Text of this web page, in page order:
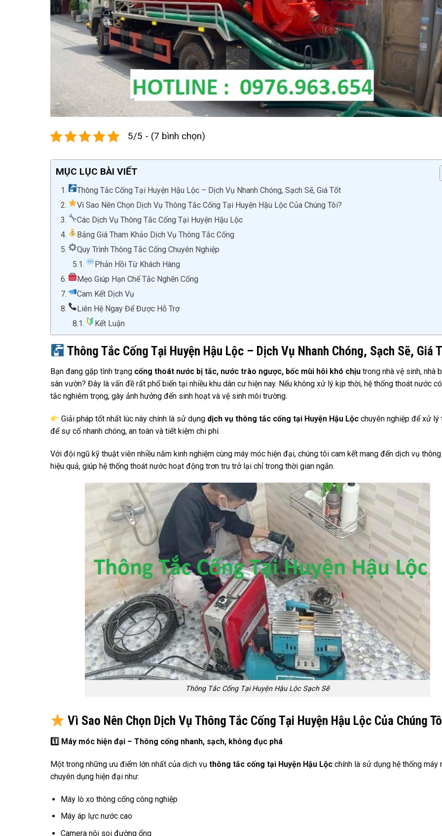
5/5 - (7 bình chọn)
MỤC LỤC BÀI VIẾT
Thông Tắc Cống Tại Huyện Hậu Lộc – Dịch Vụ Nhanh Chóng, Sạch Sẽ, Giá Tốt
Vì Sao Nên Chọn Dịch Vụ Thông Tắc Cống Tại Huyện Hậu Lộc Của Chúng Tôi?
Các Dịch Vụ Thông Tắc Cống Tại Huyện Hậu Lộc
Bảng Giá Tham Khảo Dịch Vụ Thông Tắc Cống
Quy Trình Thông Tắc Cống Chuyên Nghiệp
Phản Hồi Từ Khách Hàng
Mẹo Giúp Hạn Chế Tắc Nghẽn Cống
Cam Kết Dịch Vụ
Liên Hệ Ngay Để Được Hỗ Trợ
Kết Luận
Thông Tắc Cống Tại Huyện Hậu Lộc – Dịch Vụ Nhanh Chóng, Sạch Sẽ, Giá
Bạn đang gặp tình trạng cống thoát nước bị tắc, nước trào ngược, bốc mùi hôi khó chịu trong nhà vệ sinh, nhà
sân vườn? Đây là vấn đề rất phổ biến tại nhiều khu dân cư hiện nay. Nếu không xử lý kịp thời, hệ thống thoát nước
tắc nghiêm trọng, gây ảnh hưởng đến sinh hoạt và vệ sinh môi trường.
Giải pháp tốt nhất lúc này chính là sử dụng dịch vụ thông tắc cống tại Huyện Hậu Lộc chuyên nghiệp để xử lý
để sự cố nhanh chóng, an toàn và tiết kiệm chi phí.
Với đội ngũ kỹ thuật viên nhiều năm kinh nghiệm cùng máy móc hiện đại, chúng tôi cam kết mang đến dịch vụ
hiệu quả, giúp hệ thống thoát nước hoạt động trơn tru trở lại chỉ trong thời gian ngắn.
Thông Tắc Cống Tại Huyện Hậu Lộc Sạch Sẽ
Vì Sao Nên Chọn Dịch Vụ Thông Tắc Cống Tại Huyện Hậu Lộc Của Chúng
1️ Máy móc hiện đại – Thông cống nhanh, sạch, không đục phá
Một trong những ưu điểm lớn nhất của dịch vụ thông tắc cống tại Huyện Hậu Lộc chính là sử dụng hệ thống máy
chuyên dụng hiện đại như:
Máy lò xo thông cống công nghiệp
Máy áp lực nước cao
Camera nội soi đường ống